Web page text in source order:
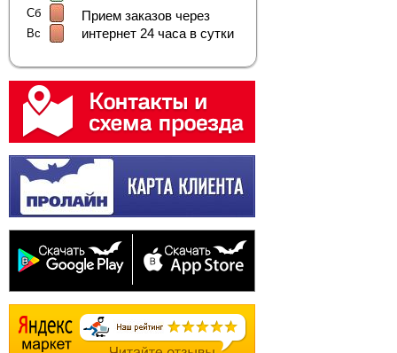
Сб
Вс
Прием заказов через
интернет 24 часа в сутки